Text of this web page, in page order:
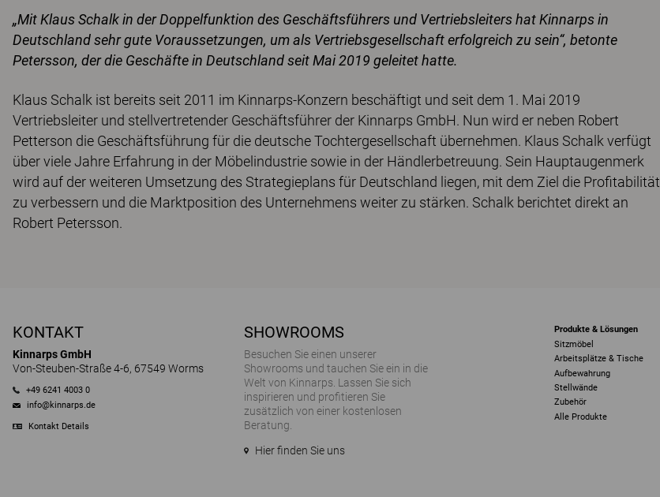
„Mit Klaus Schalk in der Doppelfunktion des Geschäftsführers und Vertriebsleiters hat Kinnarps in
Deutschland sehr gute Voraussetzungen, um als Vertriebsgesellschaft erfolgreich zu sein“, betonte
Petersson, der die Geschäfte in Deutschland seit Mai 2019 geleitet hatte.
Klaus Schalk ist bereits seit 2011 im Kinnarps-Konzern beschäftigt und seit dem 1. Mai 2019
Vertriebsleiter und stellvertretender Geschäftsführer der Kinnarps GmbH. Nun wird er neben Robert
Petterson die Geschäftsführung für die deutsche Tochtergesellschaft übernehmen. Klaus Schalk verfügt
über viele Jahre Erfahrung in der Möbelindustrie sowie in der Händlerbetreuung. Sein Hauptaugenmerk
wird auf der weiteren Umsetzung des Strategieplans für Deutschland liegen, mit dem Ziel die Profitabilität
zu verbessern und die Marktposition des Unternehmens weiter zu stärken. Schalk berichtet direkt an
Robert Petersson.
KONTAKT
Kinnarps GmbH
Von-Steuben-Straße 4-6, 67549 Worms
+49 6241 4003 0
info@kinnarps.de
Kontakt Details
SHOWROOMS
Besuchen Sie einen unserer
Showrooms und tauchen Sie ein in die
Welt von Kinnarps. Lassen Sie sich
inspirieren und profitieren Sie
zusätzlich von einer kostenlosen
Beratung.
Hier finden Sie uns
Produkte & Lösungen
Sitzmöbel
Arbeitsplätze & Tische
Aufbewahrung
Stellwände
Zubehör
Alle Produkte